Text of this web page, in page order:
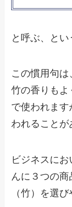
と呼ぶ、とい
この慣用句は
竹の香りも
で使われま
われることが
ビジネスに
んに３つの
（竹）を選